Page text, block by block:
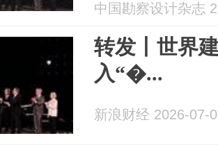
中国勘察设计杂志
转发丨世界
入“�...
新浪财经 2026-07-